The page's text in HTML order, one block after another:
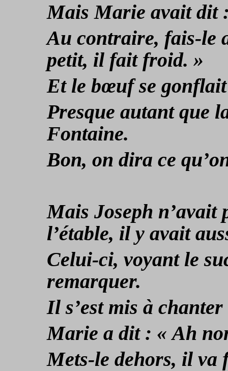
Mais Marie avait dit
Au contraire, fais-le
petit, il fait froid. »
Et le bœuf se
Presque autant que
Fontaine.
Bon, on dira ce
Mais Joseph n’avait
l’étable, il y avait
Celui-ci, voyant le
remarquer.
Il s’est mis à
Marie a dit : « Ah
Mets-le dehors, il va